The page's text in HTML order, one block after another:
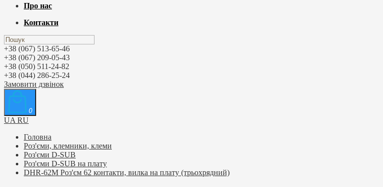
Про нас
Контакти
+38 (067) 513-65-46
+38 (067) 209-05-43
+38 (050) 511-24-82
+38 (044) 286-25-24
Замовити дзвінок
0
UA RU
Головна
Роз'єми, клемники, клеми
Роз'єми D-SUB
Роз'єми D-SUB на плату
DHR-62М Роз'єм 62 контакти, вилка на плату (трьохрядний)